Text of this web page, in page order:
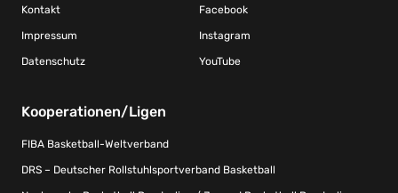
Kontakt
Impressum
Datenschutz
Facebook
Instagram
YouTube
Kooperationen/Ligen
FIBA Basketball-Weltverband
DRS – Deutscher Rollstuhlsportverband Basketball